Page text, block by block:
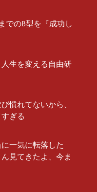
でのB型を『成功し
生を変える自由研
慣れてないから、
ぎる
一気に転落した
見てきたよ、今ま